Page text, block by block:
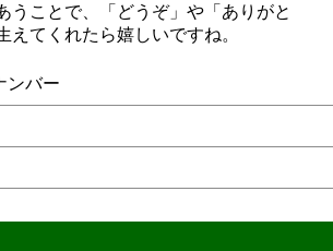
うことで、「どうぞ」や「ありがと
えてくれたら嬉しいですね。
ンバー